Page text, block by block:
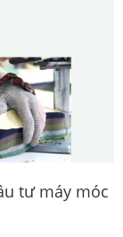
tư máy móc